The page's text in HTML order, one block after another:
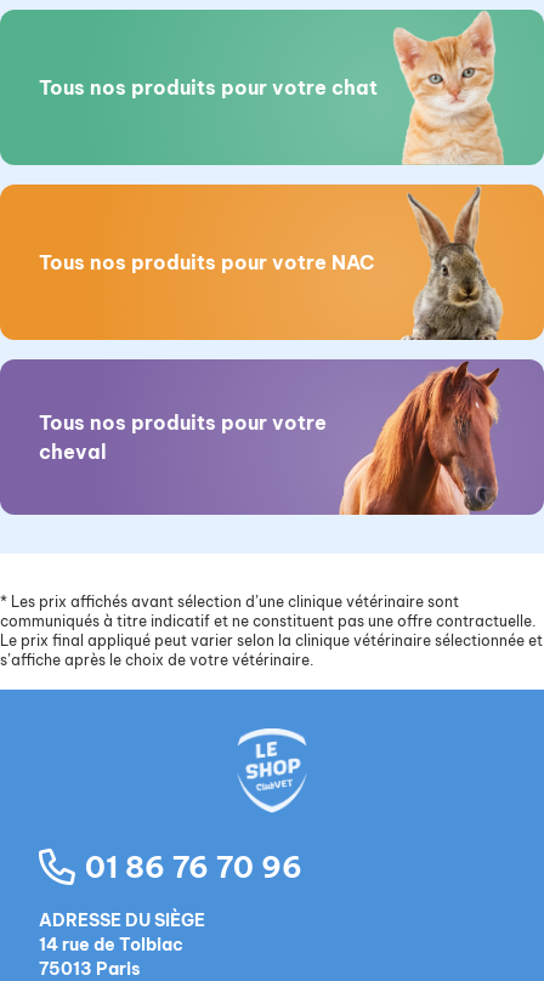
Tous nos produits pour votre chat
Tous nos produits pour votre NAC
Tous nos produits pour votre
cheval
* Les prix affichés avant sélection d’une clinique vétérinaire sont
communiqués à titre indicatif et ne constituent pas une offre contractuelle.
Le prix final appliqué peut varier selon la clinique vétérinaire sélectionnée et
s’affiche après le choix de votre vétérinaire.
01 86 76 70 96
ADRESSE DU SIÈGE
14 rue de Tolbiac
75013 Paris